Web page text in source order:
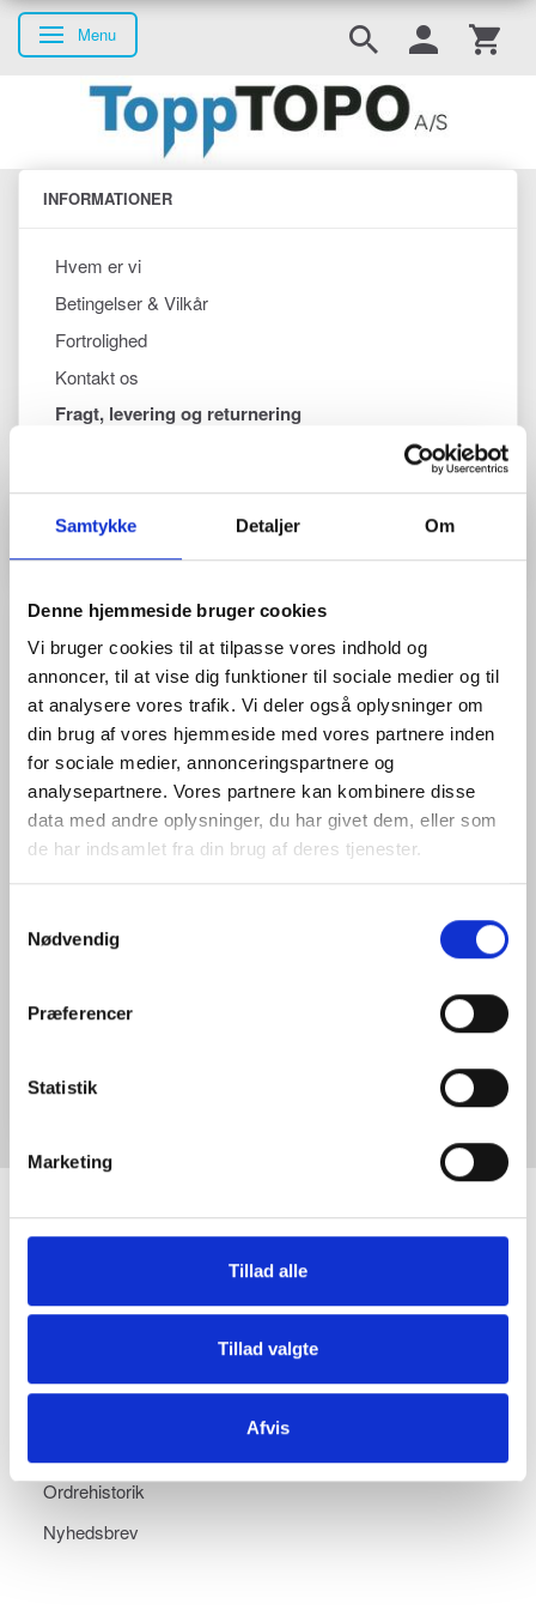
Samtykke Detaljer Om
Denne hjemmeside bruger cookies
Vi bruger cookies til at tilpasse vores indhold og
annoncer, til at vise dig funktioner til sociale medier og til
at analysere vores trafik. Vi deler også oplysninger om
din brug af vores hjemmeside med vores partnere inden
for sociale medier, annonceringspartnere og
analysepartnere. Vores partnere kan kombinere disse
data med andre oplysninger, du har givet dem, eller som
de har indsamlet fra din brug af deres tjenester.
Nødvendig
Præferencer
Statistik
Marketing
Tillad alle
Tillad valgte
Afvis
Skifte navigation
Menu
INFORMATIONER
Hvem er vi
Betingelser & Vilkår
Fortrolighed
Kontakt os
Fragt, levering og returnering
Fragt, levering og returnering
Fragt
Vi sender almindeligvis pakker med Danske Fragtmænd, men
benytter også Post Nord og GLS til mindre forsendelser.
Levering
Leveringstiden for lagervarer er typisk 1-3 hverdage. ToppTOPO
A/S værdsætter altid at overholde en aftalt leveringsdato, men
enhver ordre må modtages med forbehold for forsinkelse eller
pludselig svigtende levering fra vore underleverandører. Der ydes
ingen erstatning til køberen for en evt. forsinket leverance.
Enhver forsendelse sker for købers regning og risiko, uanset om
ToppTOPO A/S betaler fragten eller ej. Transportforsikring tegnes
købers regning.
Varer tages kun retur, hvor særlige forhold gør sig gældende, dog
KONTO
Ordrehistorik
Nyhedsbrev